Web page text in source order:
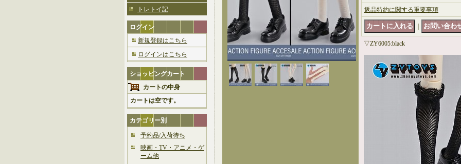
トレトイ記
ログイン
新規登録はこちら
ログインはこちら
ショッピングカート
カートの中身
カートは空です。
カテゴリー別
予約品/入荷待ち
映画・TV・アニメ・ゲ
ーム他
返品特約に関する重要事項
▽ZY6005:black